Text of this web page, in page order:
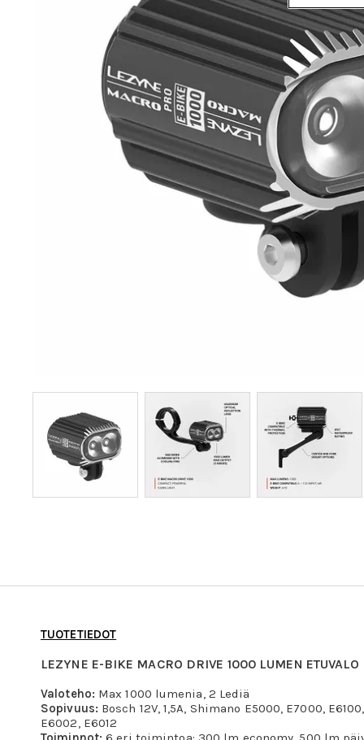
TUOTETIEDOT
LEZYNE E-BIKE MACRO DRIVE 1000 LUMEN ETUVALO
Valoteho: Max 1000 lumenia, 2 Lediä
Sopivuus: Bosch 12V, 1,5A, Shimano E5000, E7000,
E6002, E6012